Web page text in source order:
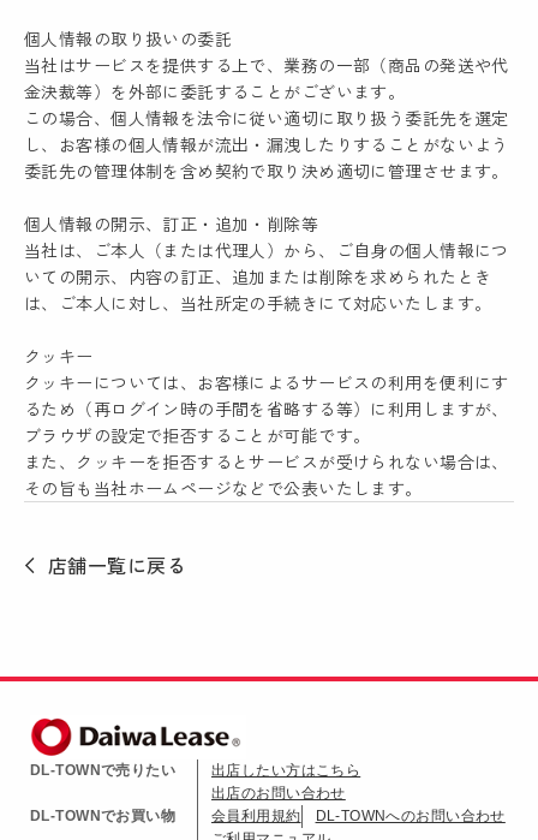
個人情報の取り扱いの委託
当社はサービスを提供する上で、業務の一部（商品の発送や代
金決裁等）を外部に委託することがございます。
この場合、個人情報を法令に従い適切に取り扱う委託先を選定
し、お客様の個人情報が流出・漏洩したりすることがないよう
委託先の管理体制を含め契約で取り決め適切に管理させます。
個人情報の開示、訂正・追加・削除等
当社は、ご本人（または代理人）から、ご自身の個人情報につ
いての開示、内容の訂正、追加または削除を求められたとき
は、ご本人に対し、当社所定の手続きにて対応いたします。
クッキー
クッキーについては、お客様によるサービスの利用を便利にす
るため（再ログイン時の手間を省略する等）に利用しますが、
ブラウザの設定で拒否することが可能です。
また、クッキーを拒否するとサービスが受けられない場合は、
その旨も当社ホームページなどで公表いたします。
店舗一覧に戻る
DL-TOWNで売りたい
出店したい方はこちら
出店のお問い合わせ
DL-TOWNでお買い物
会員利用規約
DL-TOWNへのお問い合わせ